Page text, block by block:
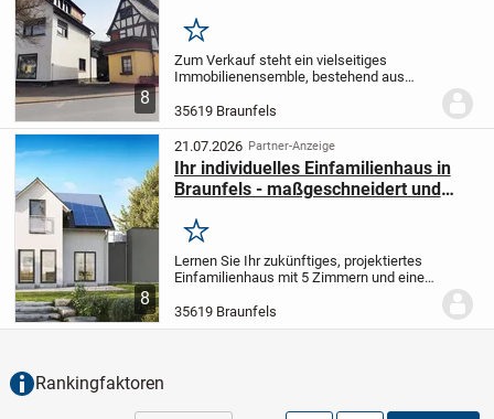
8
Tiefenbach
Merken
Zum Verkauf steht ein vielseitiges
Immobilienensemble, bestehend aus
einem separaten Wohnhaus. Die
Liegenschaft bietet sowohl Eigennutzern
als auch Kapitalanlegern...
35619 Braunfels
8
21.07.2026 Partner-Anzeige
Ihr individuelles Einfamilienhaus in
Braunfels - maßgeschneidert und
Merken
Lernen Sie Ihr zukünftiges, projektiertes
Einfamilienhaus mit 5 Zimmern und einer
großzügigen Grundstück von 588 m² in
Braunfels kennen. Das zweistöckige
35619 Braunfels
Rankingfaktoren